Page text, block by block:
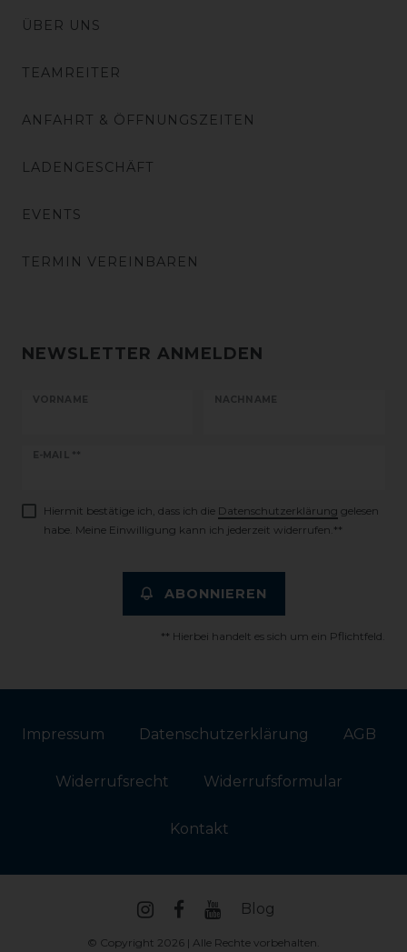
ÜBER UNS
TEAMREITER
ANFAHRT & ÖFFNUNGSZEITEN
LADENGESCHÄFT
EVENTS
TERMIN VEREINBAREN
NEWSLETTER ANMELDEN
VORNAME NACHNAME
E-MAIL **
Newsletter
Hiermit bestätige ich, dass ich die Daten­schutz­erklärung gelesen
habe. Meine Einwilligung kann ich jederzeit widerrufen.**
ABONNIEREN
** Hierbei handelt es sich um ein Pflichtfeld.
Impressum Daten­schutz­erklärung AGB
Widerrufs­recht Widerrufs­formular
Kontakt
Blog
© Copyright 2026 | Alle Rechte vorbehalten.